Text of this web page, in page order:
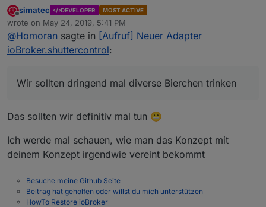
Ich will eigentlich gerne zur besseren Übersicht
alles in einer Tabelle haben.
ich (eigentlich) auch!
Aktuell living, living-auto, sleep, sleep-auto und
astro.
und den Sinn darin sehe ich nicht.
Diese Gruppen sind IMHO obsolet, wenn es sich
dabei um Räume in verschidenen
ioBroker.shuttercontrol
Wenn ich an meine Anforderungen denke, gibt
Offline
simatec DEVELOPER MOST ACTIVE
wrote on May 24, 2019, 5:41 PM
last edited by
@Homoran sagte in [Aufruf] Neuer Adapter
ioBroker.shuttercontrol:
Wir sollten dringend mal diverse Bierchen trinken
Das sollten wir definitiv mal tun 😬
Ich werde mal schauen, wie man das Konzept mit
deinem Konzept irgendwie vereint bekommt
Besuche meine Github Seite
Beitrag hat geholfen oder willst du mich unterstützen
HowTo Restore ioBroker